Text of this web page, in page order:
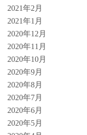
2021年2月
2021年1月
2020年12月
2020年11月
2020年10月
2020年9月
2020年8月
2020年7月
2020年6月
2020年5月